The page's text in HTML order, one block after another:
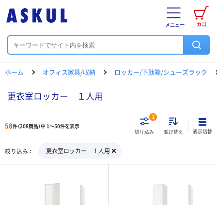
カゴ
メニュー
ホーム オフィス家具/収納 ロッカー/下駄箱/シューズラック
更衣室ロッカー １人用
58件（208商品）中 1～50件を表示
絞り込み
1
並び替え 表示切替
絞り込み 更衣室ロッカー １人用